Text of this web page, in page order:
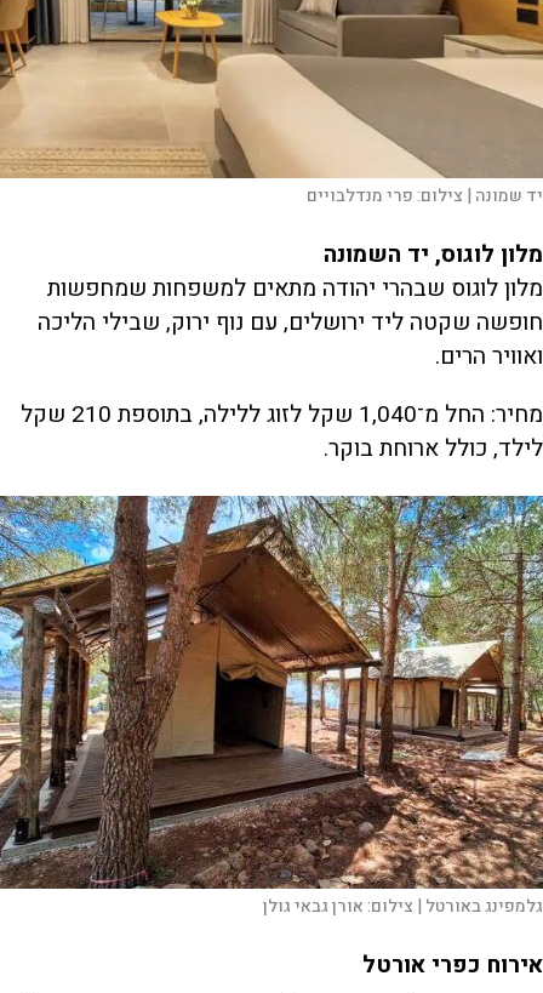
יד שמונה | צילום:פרי מנדלבויים
מלון לוגוס, יד השמונה
מלון לוגוס שבהרי יהודה מתאים למשפחות שמחפשות
חופשה שקטה ליד ירושלים, עם נוף ירוק, שבילי הליכה
ואוויר הרים.
מחיר: החל מ־1,040 שקל לזוג ללילה, בתוספת 210 שקל
לילד, כולל ארוחת בוקר.
גלמפינג באורטל | צילום:אורן גבאי גולן
אירוח כפרי אורטל